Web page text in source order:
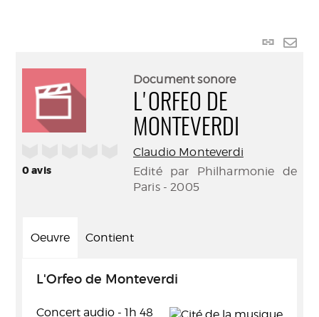
Lien
0avis
Document sonore
L'ORFEO DE
MONTEVERDI
Claudio Monteverdi
Edité par Philharmonie de
Paris - 2005
Oeuvre Contient
L'Orfeo de Monteverdi
Concert audio - 1h 48